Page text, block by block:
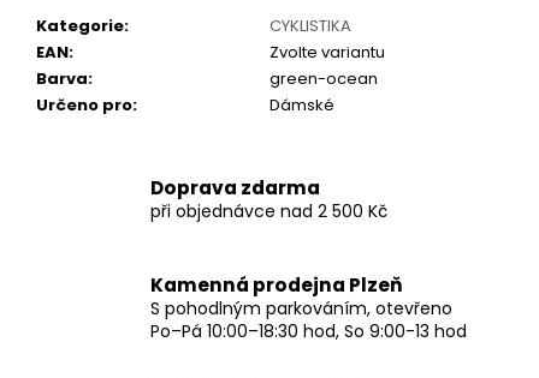
Kategorie:
CYKLISTIKA
EAN:
Zvolte variantu
Barva:
green-ocean
Určeno pro: Dámské
Doprava zdarma
při objednávce nad 2 500 Kč
Kamenná prodejna Plzeň
S pohodlným parkováním, otevřeno
Po–Pá 10:00–18:30 hod, So 9:00-13 hod